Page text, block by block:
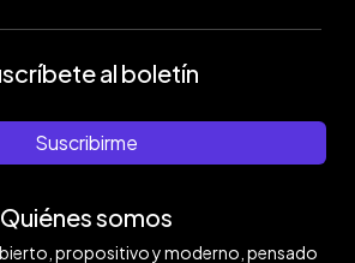
al boletín
Suscribirme
Quiénes somos
propositivo y moderno, pensado